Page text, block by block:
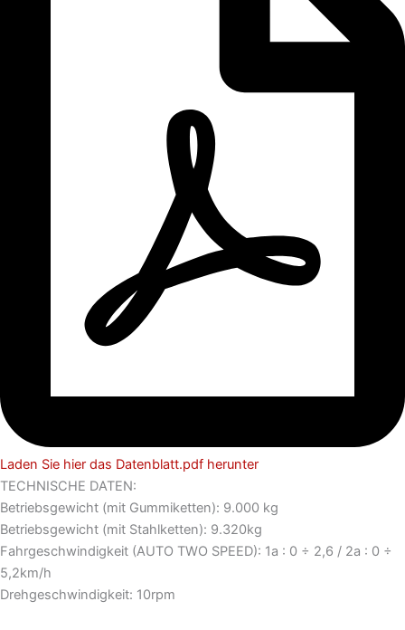
Laden Sie hier das Datenblatt.pdf herunter
TECHNISCHE DATEN:
Betriebsgewicht (mit Gummiketten): 9.000 kg
Betriebsgewicht (mit Stahlketten): 9.320kg
Fahrgeschwindigkeit (AUTO TWO SPEED): 1a : 0 ÷ 2,6 / 2a : 0 ÷
5,2km/h
Drehgeschwindigkeit: 10rpm